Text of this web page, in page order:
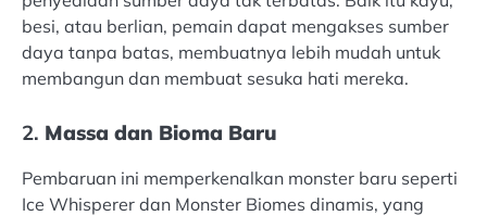
besi, atau berlian, pemain dapat mengakses sumber
daya tanpa batas, membuatnya lebih mudah untuk
membangun dan membuat sesuka hati mereka.
2. Massa dan Bioma Baru
Pembaruan ini memperkenalkan monster baru seperti
Ice Whisperer dan Monster Biomes dinamis, yang